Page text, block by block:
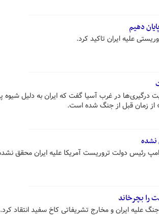
دهیم
علیه ایران تاکید کرد.
درگیری‌ها در غرب آسیا گفت که ایران به دلیل شیوه
از زمان قبل از جنگ شده است.
نشده
رئیس دولت تروریست آمریکا علیه ایران محقق
را بچرخاند
علیه ایران و مخارج تشریفاتی کاخ سفید انتقاد کرد.